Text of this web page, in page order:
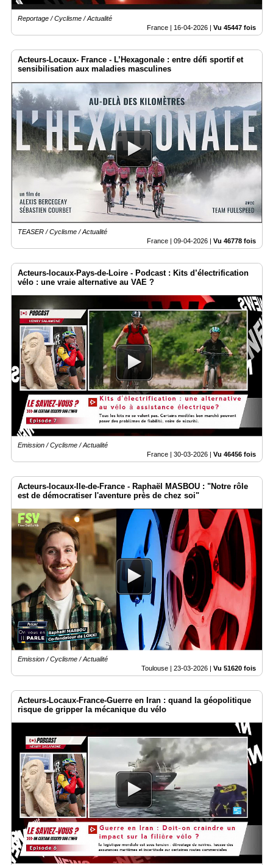
Reportage / Cyclisme / Actualité
France | 16-04-2026 | Vu 45447 fois
Acteurs-Locaux- France - L’Hexagonale : entre défi sportif et
sensibilisation aux maladies masculines
TEASER / Cyclisme / Actualité
France | 09-04-2026 | Vu 46778 fois
Acteurs-locaux-Pays-de-Loire - Podcast : Kits d’électrification
vélo : une vraie alternative au VAE ?
Emission / Cyclisme / Actualité
France | 30-03-2026 Vu 46456 fois
Acteurs-locaux-Ile-de-France - Raphaël MASBOU : "Notre rôle
est de démocratiser l'aventure près de chez soi"
Emission / Cyclisme / Actualité
Toulouse | 23-03-2026 | Vu 51620 fois
Acteurs-Locaux-France-Guerre en Iran : quand la géopolitique
risque de gripper la mécanique du vélo